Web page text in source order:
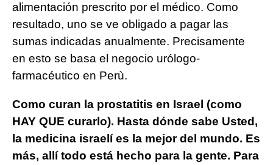
alimentación prescrito por el médico. Como
resultado, uno se ve obligado a pagar las
sumas indicadas anualmente. Precisamente
en esto se basa el negocio urólogo-
farmacéutico en Perù.
Como curan la prostatitis en Israel (como
HAY QUE curarlo). Hasta dónde sabe Usted,
la medicina israelí es la mejor del mundo. Es
más, allí todo está hecho para la gente. Para